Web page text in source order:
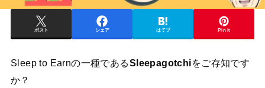
ポスト シェア はてブ Pin it
Sleep to Earnの一種であるSleepagotchiをご存知です
か？